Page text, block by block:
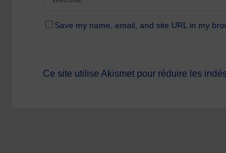
Save my name, email, and site URL in my
Ce site utilise Akismet pour réduire les